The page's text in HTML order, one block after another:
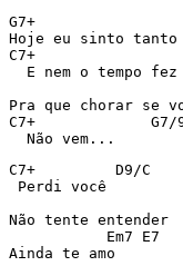
G7+ 		        Bm7
Hoje eu sinto tanto
C7+		    Am7 Bm7  C7+ D7/9- G7+
E nem o tempo fez
Pra que chorar se
C7+		G7/9
  Não vem...
C7+	    D9/C		|
Perdi você			|
Não tente entender	|  2 vezes